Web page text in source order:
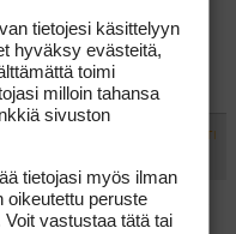
että jos minun mailan
on 14,5 astetta, niin
ILMOITA ASIATON VIESTI
angle 8.4, attack angle
kai silloi sitä tarkoita. 7
tietojesi käsittelyyn
hyväksy evästeitä,
toimi
milloin tahansa
sivuston
tietojasi myös ilman
oikeutettu peruste
vastustaa tätä tai